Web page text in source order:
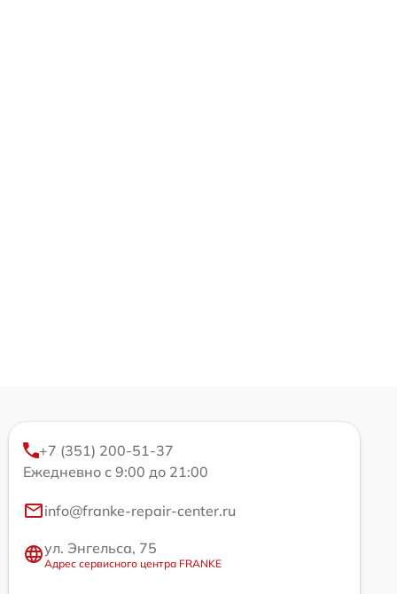
+7 (351) 200-51-37
Ежедневно с 9:00 до 21:00
info@franke-repair-center.ru
ул. Энгельса, 75
Адрес сервисного центра FRANKE